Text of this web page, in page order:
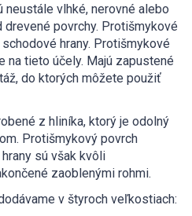
vlhké, nerovné alebo
drevené povrchy. Protišmykové
hrany. Protišmykové
na tieto účely. Majú zapustené
do ktorých môžete použiť
z hliníka, ktorý je odolný
Protišmykový povrch
sú však kvôli
zaoblenými rohmi.
v štyroch veľkostiach: